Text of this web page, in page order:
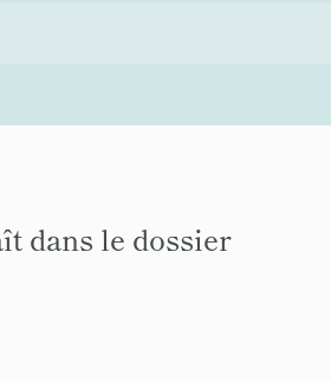
dans le dossier